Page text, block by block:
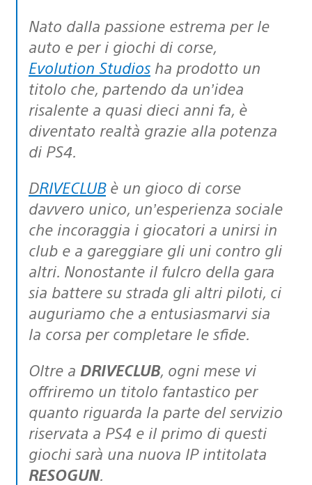
Nato dalla passione estrema per le
auto e per i giochi di corse,
Evolution Studios ha prodotto un
titolo che, partendo da un’idea
risalente a quasi dieci anni fa, è
diventato realtà grazie alla potenza
di PS4.
DRIVECLUBè un gioco di corse
davvero unico, un’esperienza sociale
che incoraggia i giocatori a unirsi in
club e a gareggiare gli uni contro gli
altri. Nonostante il fulcro della gara
sia battere su strada gli altri piloti, ci
auguriamo che a entusiasmarvi sia
la corsa per completare le sfide.
Oltre a DRIVECLUB, ogni mese vi
offriremo un titolo fantastico per
quanto riguarda la parte del servizio
riservata a PS4 e il primo di questi
giochi sarà una nuova IP intitolata
RESOGUN.